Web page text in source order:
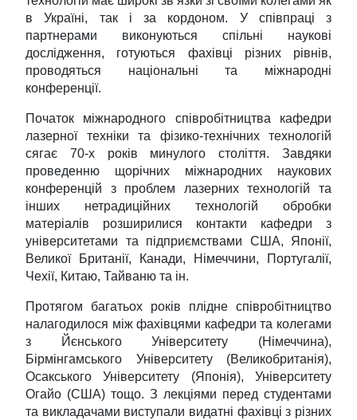
в Україні, так і за кордоном. У співпраці з
партнерами виконуються спільні наукові
дослідження, готуються фахівці різних рівнів,
проводяться національні та міжнародні
конференції.
Початок міжнародного співробітництва кафедри
лазерної техніки та фізико-технічних технологій
сягає 70-х років минулого століття. Завдяки
проведенню щорічних міжнародних наукових
конференцій з проблем лазерних технологій та
інших нетрадиційних технологій обробки
матеріалів розширилися контакти кафедри з
університетами та підприємствами США, Японії,
Великої Британії, Канади, Німеччини, Португалії,
Чехії, Китаю, Тайваню та ін.
Протягом багатьох років плідне співробітництво
налагодилося між фахівцями кафедри та колегами
з Йєнського Університету (Німеччина),
Бірмінгамського Університету (Великобританія),
Осакського Університету (Японія), Університету
Огайо (США) тощо. З лекціями перед студентами
та викладачами виступали видатні фахівці з різних